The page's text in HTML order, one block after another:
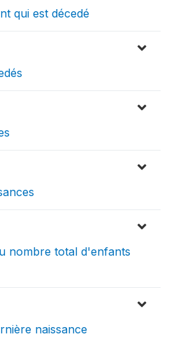
qui est décedé
nombre total d'enfants
naissance